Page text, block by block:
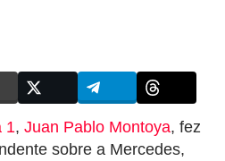
1, Juan Pablo Montoya, fez
sobre a Mercedes,